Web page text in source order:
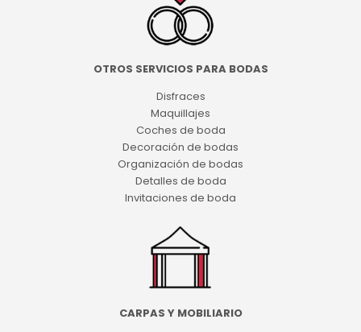
OTROS SERVICIOS PARA BODAS
Disfraces
Maquillajes
Coches de boda
Decoración de bodas
Organización de bodas
Detalles de boda
Invitaciones de boda
CARPAS Y MOBILIARIO